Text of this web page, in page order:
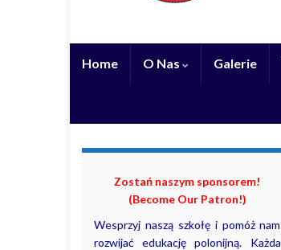
Home O Nas Galerie
Zostań naszym sponsorem!
(Become Our Patron!)
Wesprzyj naszą szkołę i pomóż nam
rozwijać edukację polonijną. Każda